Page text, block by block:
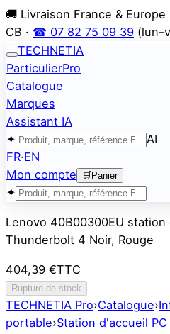
🚚 Livraison France &
CB · ☎ 07 82 75 09 39
TECHNETIA
ParticulierPro
Catalogue
Marques
Assistant IA
✦
AI
FR·EN
Mon compte
🛒 Panier
✦
Lenovo 40B00300EU
Thunderbolt 4 Noir, Rouge
404,39 €TTC
Rupture de stock
TECHNETIA Pro›Catalogue›
portable›Station d'accueil